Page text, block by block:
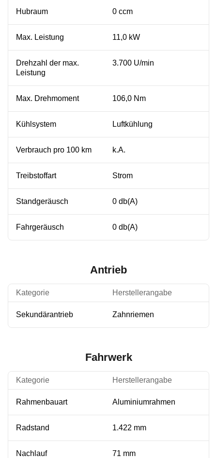
Hubraum 0 ccm
Max. Leistung 11,0 kW
Drehzahl der max.
Leistung
3.700 U/min
Max. Drehmoment 106,0 Nm
Kühlsystem Luftkühlung
Verbrauch pro 100 km k.A.
Treibstoffart Strom
Standgeräusch 0 db(A)
Fahrgeräusch 0 db(A)
Antrieb
Kategorie Herstellerangabe
Sekundärantrieb Zahnriemen
Fahrwerk
Kategorie Herstellerangabe
Rahmenbauart Aluminiumrahmen
Radstand 1.422 mm
Nachlauf 71 mm